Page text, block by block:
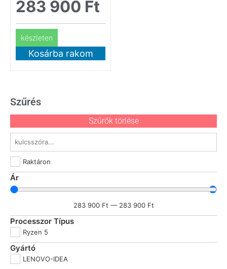
Szűrés
Szűrők törlése
Raktáron
Ár
283 900 Ft — 283 900 Ft
Processzor Típus
Ryzen 5
Gyártó
LENOVO-IDEA
283 900 Ft
készleten
Kosárba rakom